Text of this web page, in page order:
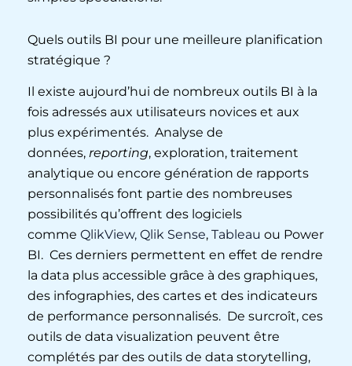
Quels outils BI pour une meilleure planification
stratégique ?
Il existe aujourd’hui de nombreux outils BI à la
fois adressés aux utilisateurs novices et aux
plus expérimentés. Analyse de
données, reporting, exploration, traitement
analytique ou encore génération de rapports
personnalisés font partie des nombreuses
possibilités qu’offrent des logiciels
comme QlikView, Qlik Sense, Tableau ou Power
BI. Ces derniers permettent en effet de rendre
la data plus accessible grâce à des graphiques,
des infographies, des cartes et des indicateurs
de performance personnalisés. De surcroît, ces
outils de data visualization peuvent être
complétés par des outils de data storytelling,